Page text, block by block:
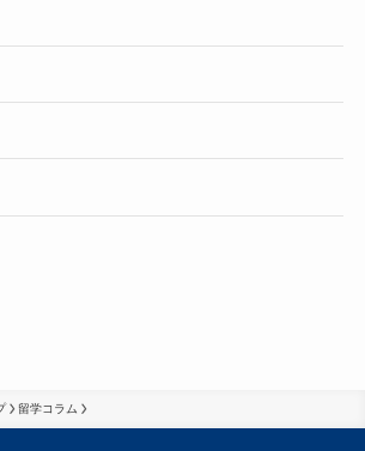
留学コラム